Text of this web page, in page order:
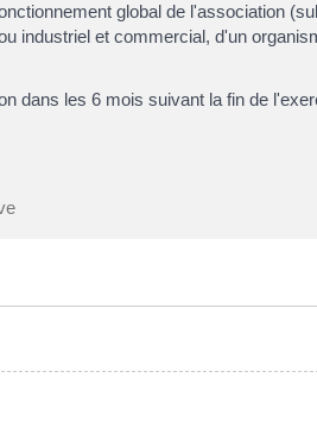
global de l'association
industriel et commercial, d'un
dans les 6 mois suivant la fin de